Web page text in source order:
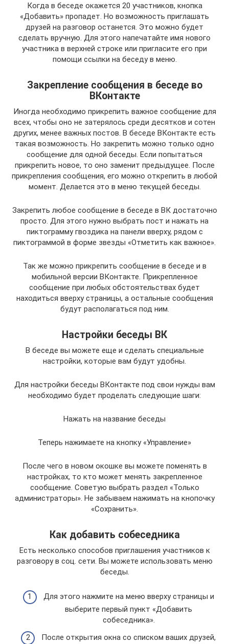
Когда в беседе окажется 20 участников, кнопка
«Добавить» пропадет. Но возможность приглашать
друзей на разговор останется. Это можно будет
сделать вручную. Для этого напечатайте имя нового
участника в верхней строке или пригласите его при
помощи ссылки на беседу в меню.
Закрепление сообщения в беседе во
ВКонтакте
Иногда необходимо прикрепить важное сообщение для
всех, чтобы оно не затерялось среди десятков и сотен
других, менее важных постов. В беседе ВКонтакте есть
такая возможность. Но закрепить можно только одно
сообщение для одной беседы. Если попытаться
прикрепить новое, то оно заменит предыдущее. После
прикрепления сообщения, его можно открепить в любой
момент. Делается это в меню текущей беседы.
Закрепить любое сообщение в беседе в ВК достаточно
просто. Для этого нужно выбрать пост и нажать на
пиктограмму гвоздика на панели вверху, рядом с
пиктограммой в форме звезды «Отметить как важное».
Так же можно прикрепить сообщение в беседе и в
мобильной версии ВКонтакте. Прикрепленное
сообщение при любых обстоятельствах будет
находиться вверху страницы, а остальные сообщения
будут располагаться под ним.
Настройки беседы ВК
В беседе вы можете еще и сделать специальные
настройки, которые вам будут удобны.
Для настройки беседы ВКонтакте под свои нужды вам
необходимо будет проделать следующие шаги:
Нажать на название беседы
Теперь нажимаете на кнопку «Управление»
После чего в новом окошке вы можете поменять в
настройках, то кто может менять закрепленное
сообщение. Советую выбрать раздел «Только
администраторы». Не забываем нажимать на кнопочку
«Сохранить».
Как добавить собеседника
Есть несколько способов приглашения участников к
разговору в соц. сети. Вы можете использовать меню
беседы.
Для этого нажмите на меню вверху страницы и
выберите первый пункт «Добавить
собеседника».
После открытия окна со списком ваших друзей,